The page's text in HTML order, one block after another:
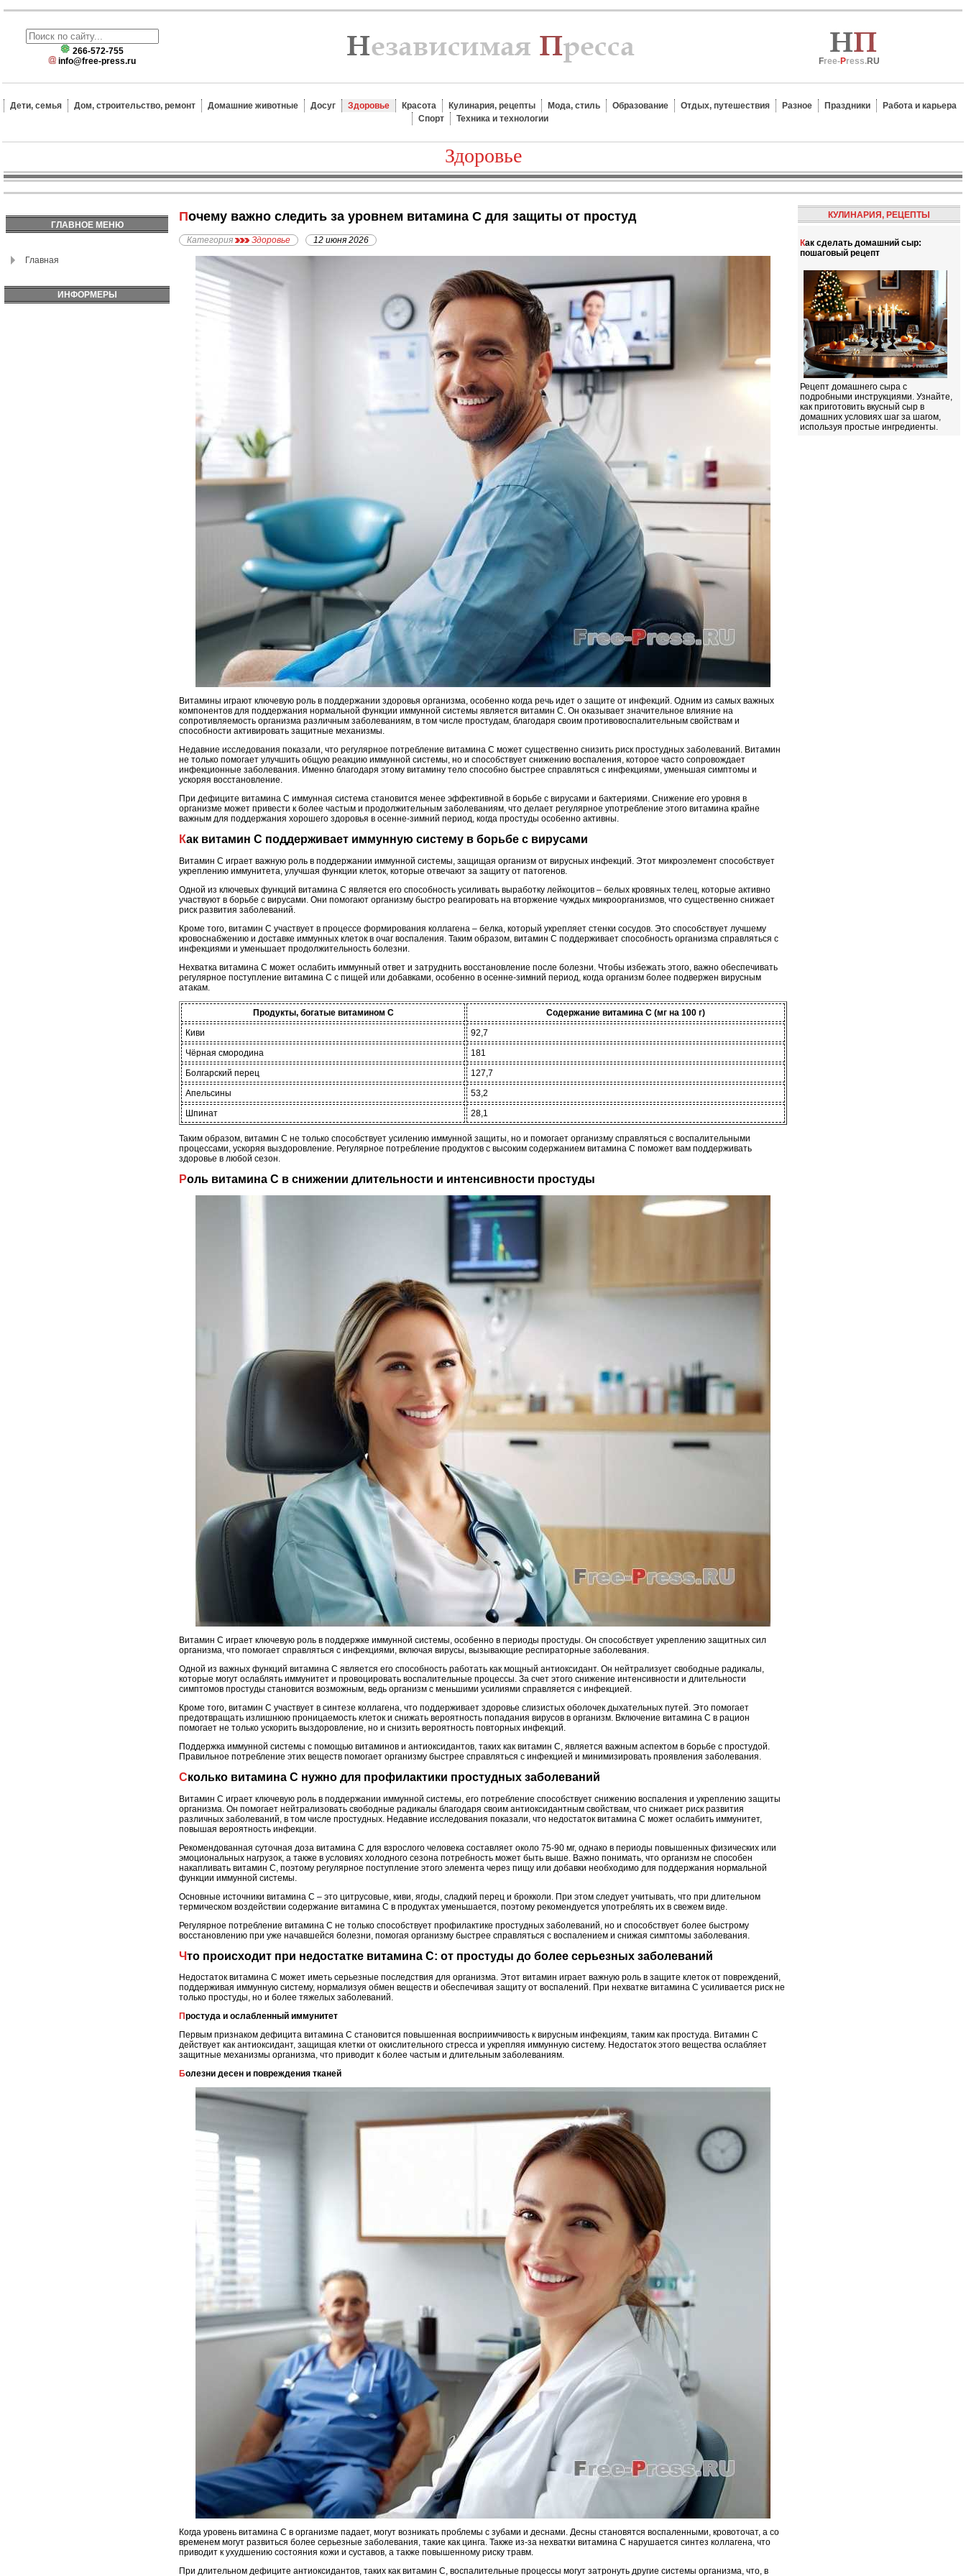
266-572-755
info@free-press.ru
Free-Press.RU
Дети, семья Дом, строительство, ремонт Домашние животные Досуг Здоровье Красота Кулинария, рецепты Мода, стиль Образование Отдых, путешествия Разное Праздники
Работа и карьера
Спорт
Техника и технологии
Здоровье
ГЛАВНОЕ МЕНЮ
Главная
ИНФОРМЕРЫ
Почему важно следить за уровнем витамина C для защиты от простуд
Категория Здоровье 12 июня 2026
Витамины играют ключевую роль в поддержании здоровья организма, особенно когда речь идет о защите от инфекций. Одним из самых важных
компонентов для поддержания нормальной функции иммунной системы является витамин C. Он оказывает значительное влияние на
сопротивляемость организма различным заболеваниям, в том числе простудам, благодаря своим противовоспалительным свойствам и
способности активировать защитные механизмы.
Недавние исследования показали, что регулярное потребление витамина C может существенно снизить риск простудных заболеваний. Витамин
не только помогает улучшить общую реакцию иммунной системы, но и способствует снижению воспаления, которое часто сопровождает
инфекционные заболевания. Именно благодаря этому витамину тело способно быстрее справляться с инфекциями, уменьшая симптомы и
ускоряя восстановление.
При дефиците витамина C иммунная система становится менее эффективной в борьбе с вирусами и бактериями. Снижение его уровня в
организме может привести к более частым и продолжительным заболеваниям, что делает регулярное употребление этого витамина крайне
важным для поддержания хорошего здоровья в осенне-зимний период, когда простуды особенно активны.
Как витамин C поддерживает иммунную систему в борьбе с вирусами
Витамин C играет важную роль в поддержании иммунной системы, защищая организм от вирусных инфекций. Этот микроэлемент способствует
укреплению иммунитета, улучшая функции клеток, которые отвечают за защиту от патогенов.
Одной из ключевых функций витамина C является его способность усиливать выработку лейкоцитов – белых кровяных телец, которые активно
участвуют в борьбе с вирусами. Они помогают организму быстро реагировать на вторжение чуждых микроорганизмов, что существенно снижает
риск развития заболеваний.
Кроме того, витамин C участвует в процессе формирования коллагена – белка, который укрепляет стенки сосудов. Это способствует лучшему
кровоснабжению и доставке иммунных клеток в очаг воспаления. Таким образом, витамин C поддерживает способность организма справляться с
инфекциями и уменьшает продолжительность болезни.
Нехватка витамина C может ослабить иммунный ответ и затруднить восстановление после болезни. Чтобы избежать этого, важно обеспечивать
регулярное поступление витамина C с пищей или добавками, особенно в осенне-зимний период, когда организм более подвержен вирусным
атакам.
Продукты, богатые витамином C
Содержание витамина C (мг на 100 г)
Киви
92,7
Чёрная смородина
181
Болгарский перец
127,7
Апельсины
53,2
Шпинат
28,1
Таким образом, витамин C не только способствует усилению иммунной защиты, но и помогает организму справляться с воспалительными
процессами, ускоряя выздоровление. Регулярное потребление продуктов с высоким содержанием витамина C поможет вам поддерживать
здоровье в любой сезон.
Роль витамина C в снижении длительности и интенсивности простуды
Витамин C играет ключевую роль в поддержке иммунной системы, особенно в периоды простуды. Он способствует укреплению защитных сил
организма, что помогает справляться с инфекциями, включая вирусы, вызывающие респираторные заболевания.
Одной из важных функций витамина C является его способность работать как мощный антиоксидант. Он нейтрализует свободные радикалы,
которые могут ослаблять иммунитет и провоцировать воспалительные процессы. За счет этого снижение интенсивности и длительности
симптомов простуды становится возможным, ведь организм с меньшими усилиями справляется с инфекцией.
Кроме того, витамин C участвует в синтезе коллагена, что поддерживает здоровье слизистых оболочек дыхательных путей. Это помогает
предотвращать излишнюю проницаемость клеток и снижать вероятность попадания вирусов в организм. Включение витамина C в рацион
помогает не только ускорить выздоровление, но и снизить вероятность повторных инфекций.
Поддержка иммунной системы с помощью витаминов и антиоксидантов, таких как витамин C, является важным аспектом в борьбе с простудой.
Правильное потребление этих веществ помогает организму быстрее справляться с инфекцией и минимизировать проявления заболевания.
Сколько витамина C нужно для профилактики простудных заболеваний
Витамин C играет ключевую роль в поддержании иммунной системы, его потребление способствует снижению воспаления и укреплению защиты
организма. Он помогает нейтрализовать свободные радикалы благодаря своим антиоксидантным свойствам, что снижает риск развития
различных заболеваний, в том числе простудных. Недавние исследования показали, что недостаток витамина C может ослабить иммунитет,
повышая вероятность инфекции.
Рекомендованная суточная доза витамина C для взрослого человека составляет около 75-90 мг, однако в периоды повышенных физических или
эмоциональных нагрузок, а также в условиях холодного сезона потребность может быть выше. Важно понимать, что организм не способен
накапливать витамин C, поэтому регулярное поступление этого элемента через пищу или добавки необходимо для поддержания нормальной
функции иммунной системы.
Основные источники витамина C – это цитрусовые, киви, ягоды, сладкий перец и брокколи. При этом следует учитывать, что при длительном
термическом воздействии содержание витамина C в продуктах уменьшается, поэтому рекомендуется употреблять их в свежем виде.
Регулярное потребление витамина C не только способствует профилактике простудных заболеваний, но и способствует более быстрому
восстановлению при уже начавшейся болезни, помогая организму быстрее справляться с воспалением и снижая симптомы заболевания.
Что происходит при недостатке витамина C: от простуды до более серьезных заболеваний
Недостаток витамина C может иметь серьезные последствия для организма. Этот витамин играет важную роль в защите клеток от повреждений,
поддерживая иммунную систему, нормализуя обмен веществ и обеспечивая защиту от воспалений. При нехватке витамина C усиливается риск не
только простуды, но и более тяжелых заболеваний.
Простуда и ослабленный иммунитет
Первым признаком дефицита витамина C становится повышенная восприимчивость к вирусным инфекциям, таким как простуда. Витамин C
действует как антиоксидант, защищая клетки от окислительного стресса и укрепляя иммунную систему. Недостаток этого вещества ослабляет
защитные механизмы организма, что приводит к более частым и длительным заболеваниям.
Болезни десен и повреждения тканей
Когда уровень витамина C в организме падает, могут возникать проблемы с зубами и деснами. Десны становятся воспаленными, кровоточат, а со
временем могут развиться более серьезные заболевания, такие как цинга. Также из-за нехватки витамина C нарушается синтез коллагена, что
приводит к ухудшению состояния кожи и суставов, а также повышенному риску травм.
При длительном дефиците антиоксидантов, таких как витамин C, воспалительные процессы могут затронуть другие системы организма, что, в
КУЛИНАРИЯ, РЕЦЕПТЫ
Как сделать домашний сыр:
пошаговый рецепт
Рецепт домашнего сыра с
подробными инструкциями. Узнайте,
как приготовить вкусный сыр в
домашних условиях шаг за шагом,
используя простые ингредиенты.